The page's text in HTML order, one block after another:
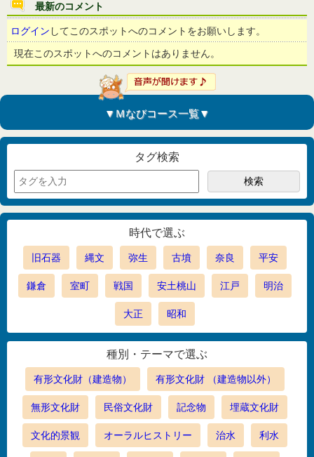
最新のコメント
ログイン してこのスポットへのコメントをお願いします。
現在このスポットへのコメントはありません。
▼Ｍなびコース一覧▼
タグ検索
時代で選ぶ
旧石器 縄文 弥生 古墳 奈良 平安
鎌倉 室町 戦国 安土桃山 江戸 明治
大正 昭和
種別・テーマで選ぶ
有形文化財（建造物） 有形文化財 （建造物以外）
無形文化財 民俗文化財 記念物 埋蔵文化財
文化的景観 オーラルヒストリー 治水 利水